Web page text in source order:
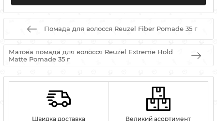
Помада для волосся Reuzel Fiber Pomade 35 г
Матова помада для волосся Reuzel Extreme Hold
Matte Pomade 35 г
Швидка доставка Великий асортимент